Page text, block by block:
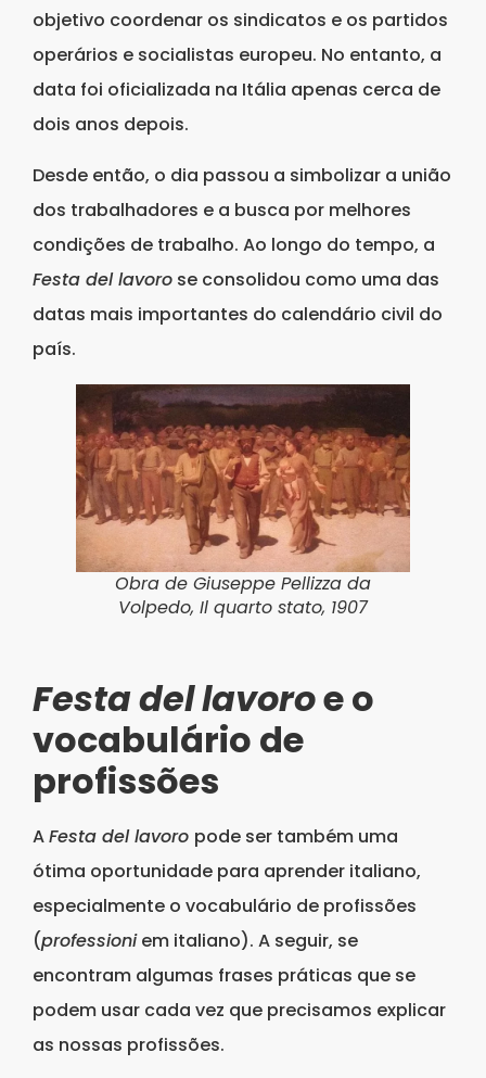
objetivo coordenar os sindicatos e os partidos
operários e socialistas europeu. No entanto, a
data foi oficializada na Itália apenas cerca de
dois anos depois.
Desde então, o dia passou a simbolizar a união
dos trabalhadores e a busca por melhores
condições de trabalho. Ao longo do tempo, a
Festa del lavoro se consolidou como uma das
datas mais importantes do calendário civil do
país.
Obra de Giuseppe Pellizza da
Volpedo, Il quarto stato, 1907
Festa del lavoroe o
vocabulário de
profissões
AFesta del lavoro pode ser também uma
ótima oportunidade para aprender italiano,
especialmente o vocabulário de profissões
(professioniem italiano). A seguir, se
encontram algumas frases práticas que se
podem usar cada vez que precisamos explicar
as nossas profissões.